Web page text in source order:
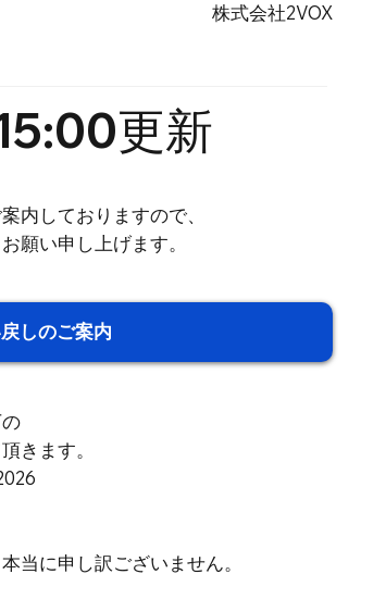
きます。
当に申し訳ございません。
しのご案内
内しておりますので、
願い申し上げます。
更新
株式会社2VOX